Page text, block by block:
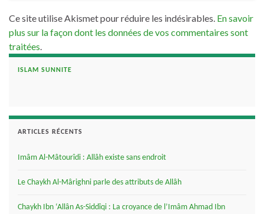
Ce site utilise Akismet pour réduire les indésirables. En savoir
plus sur la façon dont les données de vos commentaires sont
traitées
ISLAM SUNNITE
ARTICLES RÉCENTS
Imâm Al-Mâtourîdi : Allâh existe sans endroit
Le Chaykh Al-Mârighni parle des attributs de Allâh
Chaykh Ibn ‘Allân As-Siddîqi : La croyance de l’Imâm Ahmad Ibn